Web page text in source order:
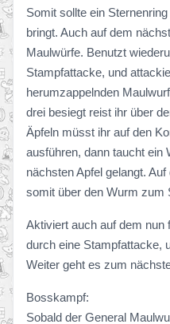
Somit sollte ein
bringt. Auch auf dem
Maulwürfe. Benutzt
Stampfattacke, und
herumzappelnden
drei besiegt reist ihr über
Äpfeln müsst ihr auf den
ausführen, dann taucht ein
nächsten Apfel gelangt.
somit über den Wurm zum
Aktiviert auch auf dem nun
durch eine Stampfattacke,
Weiter geht es zum
Bosskampf:
Sobald der General